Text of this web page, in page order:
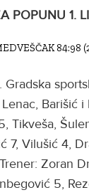
POPUNU 1.
84:98
Gradska
Barišić i
Tikveša,
7, Vilušić 4,
Zoran
5,